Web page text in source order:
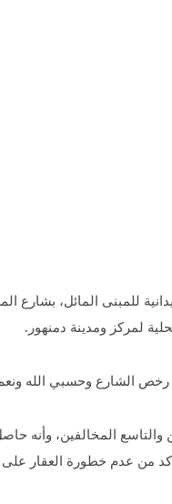
للمبنى المائل، بشارع
لمركز ومدينة دمنهور.
الشارع وحسبي الله
من عدم خطورة العقار على